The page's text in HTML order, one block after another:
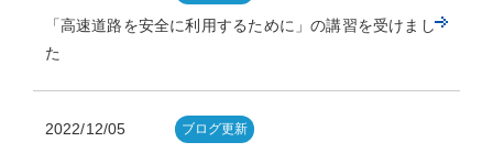
「高速道路を安全に利用するために」の講習を受けまし
た
2022/12/05 ブログ更新